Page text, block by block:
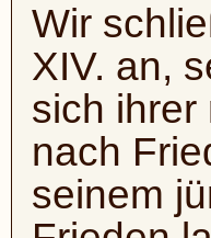
Wir
XIV. an,
sich ihrer
nach
seinem